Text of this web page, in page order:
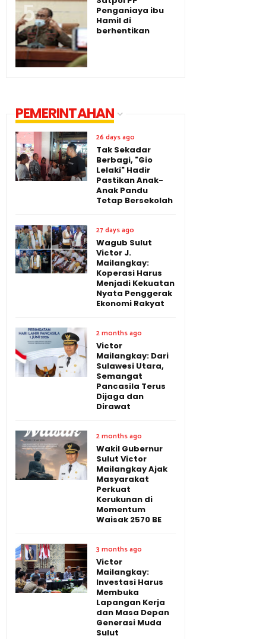
Penganiaya ibu
Hamil di
berhentikan
PEMERINTAHAN
26 days ago
Tak Sekadar
Berbagi, "Gio
Lelaki" Hadir
Pastikan Anak-
Anak Pandu
Tetap Bersekolah
27 days ago
Wagub Sulut
Victor J.
Mailangkay:
Koperasi Harus
Menjadi Kekuatan
Nyata Penggerak
Ekonomi Rakyat
2 months ago
Victor
Mailangkay: Dari
Sulawesi Utara,
Semangat
Pancasila Terus
Dijaga dan
Dirawat
2 months ago
Wakil Gubernur
Sulut Victor
Mailangkay Ajak
Masyarakat
Perkuat
Kerukunan di
Momentum
Waisak 2570 BE
3 months ago
Victor
Mailangkay:
Investasi Harus
Membuka
Lapangan Kerja
dan Masa Depan
Generasi Muda
Sulut